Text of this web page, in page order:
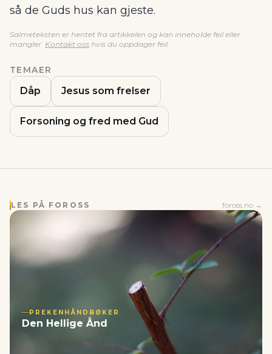
så de Guds hus kan gjeste.
Salmeteksten er hentet fra artikkelen og kan inneholde feil eller
mangler. Kontakt oss hvis du oppdager feil.
TEMAER
Dåp Jesus som frelser
Forsoning og fred med Gud
LES PÅ FOROSS foross.no →
PREKENHÅNDBØKER
Den Hellige Ånd